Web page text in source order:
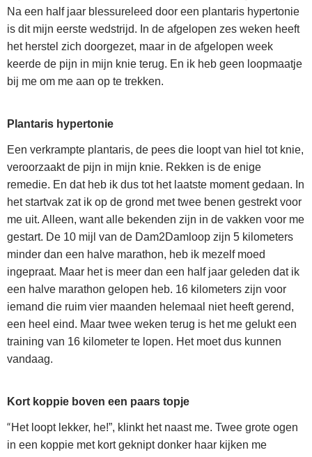
Na een half jaar blessureleed door een plantaris hypertonie
is dit mijn eerste wedstrijd. In de afgelopen zes weken heeft
het herstel zich doorgezet, maar in de afgelopen week
keerde de pijn in mijn knie terug. En ik heb geen loopmaatje
bij me om me aan op te trekken.
Plantaris hypertonie
Een verkrampte plantaris, de pees die loopt van hiel tot knie,
veroorzaakt de pijn in mijn knie. Rekken is de enige
remedie. En dat heb ik dus tot het laatste moment gedaan. In
het startvak zat ik op de grond met twee benen gestrekt voor
me uit. Alleen, want alle bekenden zijn in de vakken voor me
gestart. De 10 mijl van de Dam2Damloop zijn 5 kilometers
minder dan een halve marathon, heb ik mezelf moed
ingepraat. Maar het is meer dan een half jaar geleden dat ik
een halve marathon gelopen heb. 16 kilometers zijn voor
iemand die ruim vier maanden helemaal niet heeft gerend,
een heel eind. Maar twee weken terug is het me gelukt een
training van 16 kilometer te lopen. Het moet dus kunnen
vandaag.
Kort koppie boven een paars topje
“Het loopt lekker, he!”, klinkt het naast me. Twee grote ogen
in een koppie met kort geknipt donker haar kijken me